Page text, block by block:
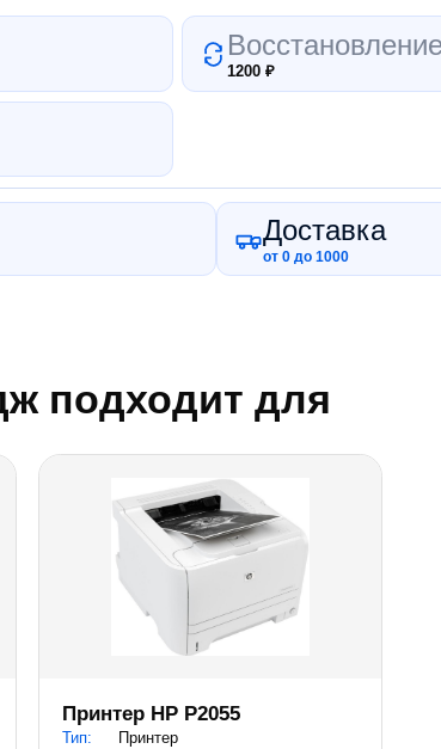
1200₽
Доставка
от 0 до 1000
подходит для
Принтер HP P2055
Тип:
Принтер